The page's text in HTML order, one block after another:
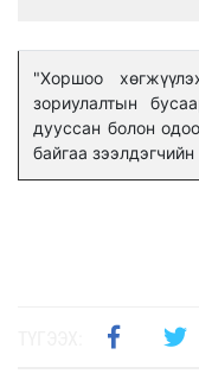
"Хоршоо
зориулалтын
дууссан болон
байгаа